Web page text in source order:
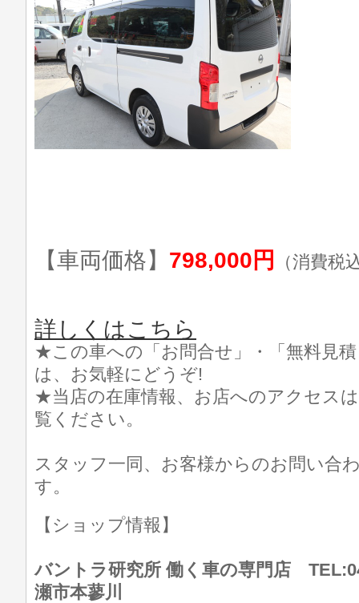
【車両価格】 798,000円 （消費税
詳しくはこちら
★この車への「お問合せ」・「無料見
は、お気軽にどうぞ!
★当店の在庫情報、お店へのアクセス
覧ください。
スタッフ一同、お客様からのお問い合
す。
【ショップ情報】
バントラ研究所 働く車の専門店
瀬市本蓼川